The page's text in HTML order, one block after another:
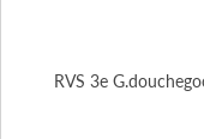
RVS 3e